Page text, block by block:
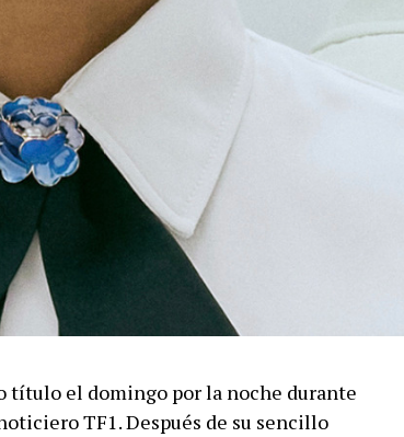
título el domingo por la noche durante
TF1. Después de su sencillo